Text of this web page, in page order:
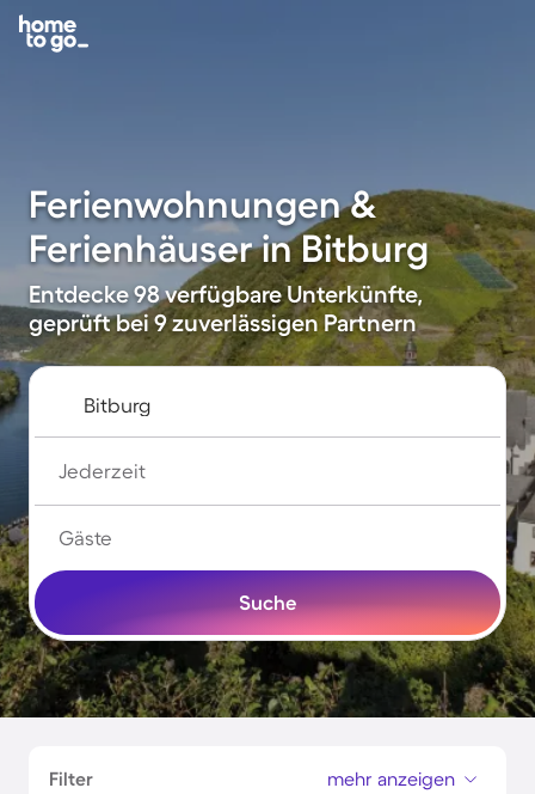
Ferienwohnungen &
Ferienhäuser in Bitburg
Entdecke 98 verfügbare Unterkünfte,
geprüft bei 9 zuverlässigen Partnern
Jederzeit
Gäste
Suche
Filter mehr anzeigen